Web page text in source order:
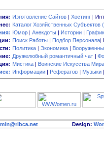
Изготовление Сайтов | Хостинг |
Каталог Хозяйственных Субъектов
Юмор | Анекдоты | Истории |
Поиск Работы | Подбор Персонала|
Политика | Экономика |
Дружелюбный романтичный чат |
Мистика | Воинские Искусства Мира
Информации | Рефератов | Музыки |
Design: